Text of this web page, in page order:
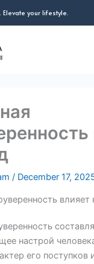
your lifestyle.
/ December 17,
влияет
настрой
его